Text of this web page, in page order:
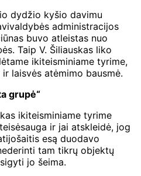
dydžio kyšio davimu
administracijos
buvo atleistas nuo
Taip V. Šiliauskas liko
ikiteisminiame tyrime,
laisvės atėmimo bausmė.
grupė“
ikiteisminiame tyrime
ir jai atskleidė, jog
esą duodavo
tam tikrų objektų
jo šeima.